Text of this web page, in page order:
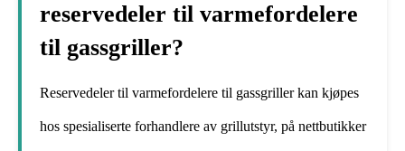
reservedeler til varmefordelere
til gassgriller?
Reservedeler til varmefordelere til gassgriller kan kjøpes
hos spesialiserte forhandlere av grillutstyr, på nettbutikker